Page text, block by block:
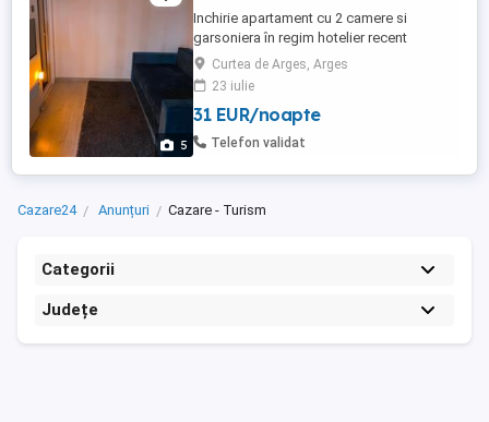
5
Inchirie apartament cu 2 camere si
garsoniera în regim hotelier recent
renovata în cartierul Posada.Facilitatile
Conditiile : - Vesela farfurii cani pahare. -
Perne Pilota - Internet WIFI gratuit. - Cablu
TV - TV-uri LED - Lenjerii si prosoape -
Obiecte igiena personala in bai - Uscator
Curtea de Arges, Arges
23 iulie
31 EUR/noapte
Telefon validat
Cazare24 Anunțuri Cazare - Turism
Categorii
Județe